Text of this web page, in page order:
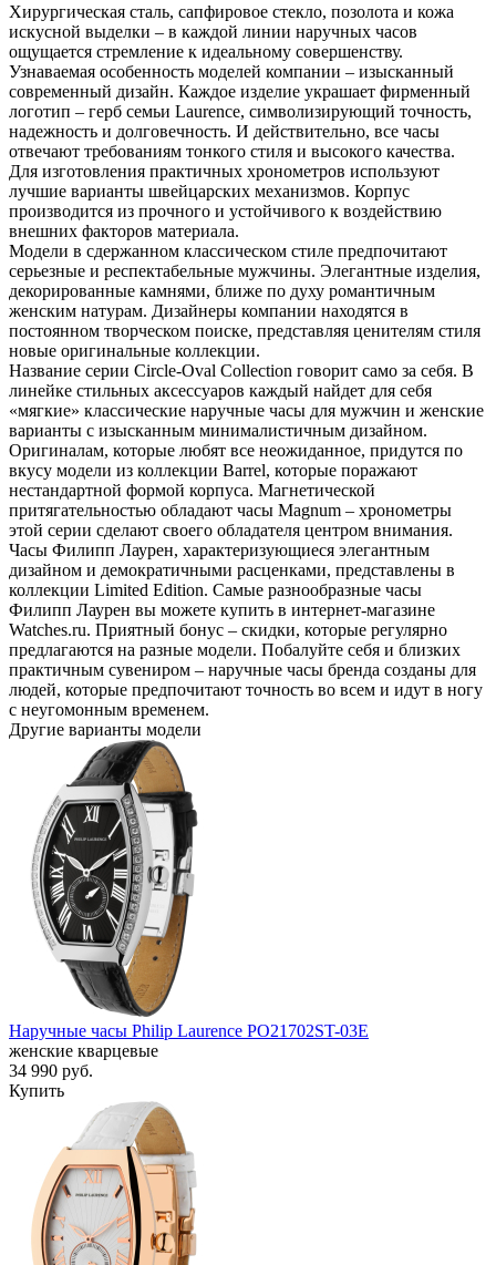
Хирургическая сталь, сапфировое стекло, позолота и кожа
искусной выделки – в каждой линии наручных часов
ощущается стремление к идеальному совершенству.
Узнаваемая особенность моделей компании – изысканный
современный дизайн. Каждое изделие украшает фирменный
логотип – герб семьи Laurence, символизирующий точность,
надежность и долговечность. И действительно, все часы
отвечают требованиям тонкого стиля и высокого качества.
Для изготовления практичных хронометров используют
лучшие варианты швейцарских механизмов. Корпус
производится из прочного и устойчивого к воздействию
внешних факторов материала.
Модели в сдержанном классическом стиле предпочитают
серьезные и респектабельные мужчины. Элегантные изделия,
декорированные камнями, ближе по духу романтичным
женским натурам. Дизайнеры компании находятся в
постоянном творческом поиске, представляя ценителям стиля
новые оригинальные коллекции.
Название серии Circle-Oval Collection говорит само за себя. В
линейке стильных аксессуаров каждый найдет для себя
«мягкие» классические наручные часы для мужчин и женские
варианты с изысканным минималистичным дизайном.
Оригиналам, которые любят все неожиданное, придутся по
вкусу модели из коллекции Barrel, которые поражают
нестандартной формой корпуса. Магнетической
притягательностью обладают часы Magnum – хронометры
этой серии сделают своего обладателя центром внимания.
Часы Филипп Лаурен, характеризующиеся элегантным
дизайном и демократичными расценками, представлены в
коллекции Limited Edition. Самые разнообразные часы
Филипп Лаурен вы можете купить в интернет-магазине
Watches.ru. Приятный бонус – скидки, которые регулярно
предлагаются на разные модели. Побалуйте себя и близких
практичным сувениром – наручные часы бренда созданы для
людей, которые предпочитают точность во всем и идут в ногу
с неугомонным временем.
Другие варианты модели
Наручные часы Philip Laurence PO21702ST-03E
женские кварцевые
34 990 руб.
Купить